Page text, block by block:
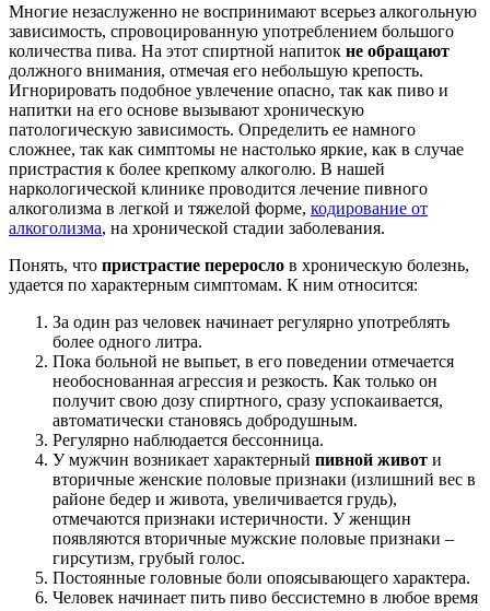
Многие незаслуженно не воспринимают всерьез алкогольную
зависимость, спровоцированную употреблением большого
количества пива. На этот спиртной напиток не обращают
должного внимания, отмечая его небольшую крепость.
Игнорировать подобное увлечение опасно, так как пиво и
напитки на его основе вызывают хроническую
патологическую зависимость. Определить ее намного
сложнее, так как симптомы не настолько яркие, как в случае
пристрастия к более крепкому алкоголю. В нашей
наркологической клинике проводится лечение пивного
алкоголизма в легкой и тяжелой форме, кодирование от
алкоголизма, на хронической стадии заболевания.
Понять, что пристрастие переросло в хроническую болезнь,
удается по характерным симптомам. К ним относится:
За один раз человек начинает регулярно употреблять
более одного литра.
Пока больной не выпьет, в его поведении отмечается
необоснованная агрессия и резкость. Как только он
получит свою дозу спиртного, сразу успокаивается,
автоматически становясь добродушным.
Регулярно наблюдается бессонница.
У мужчин возникает характерный пивной живот и
вторичные женские половые признаки (излишний вес в
районе бедер и живота, увеличивается грудь),
отмечаются признаки истеричности. У женщин
появляются вторичные мужские половые признаки –
гирсутизм, грубый голос.
Постоянные головные боли опоясывающего характера.
Человек начинает пить пиво бессистемно в любое время